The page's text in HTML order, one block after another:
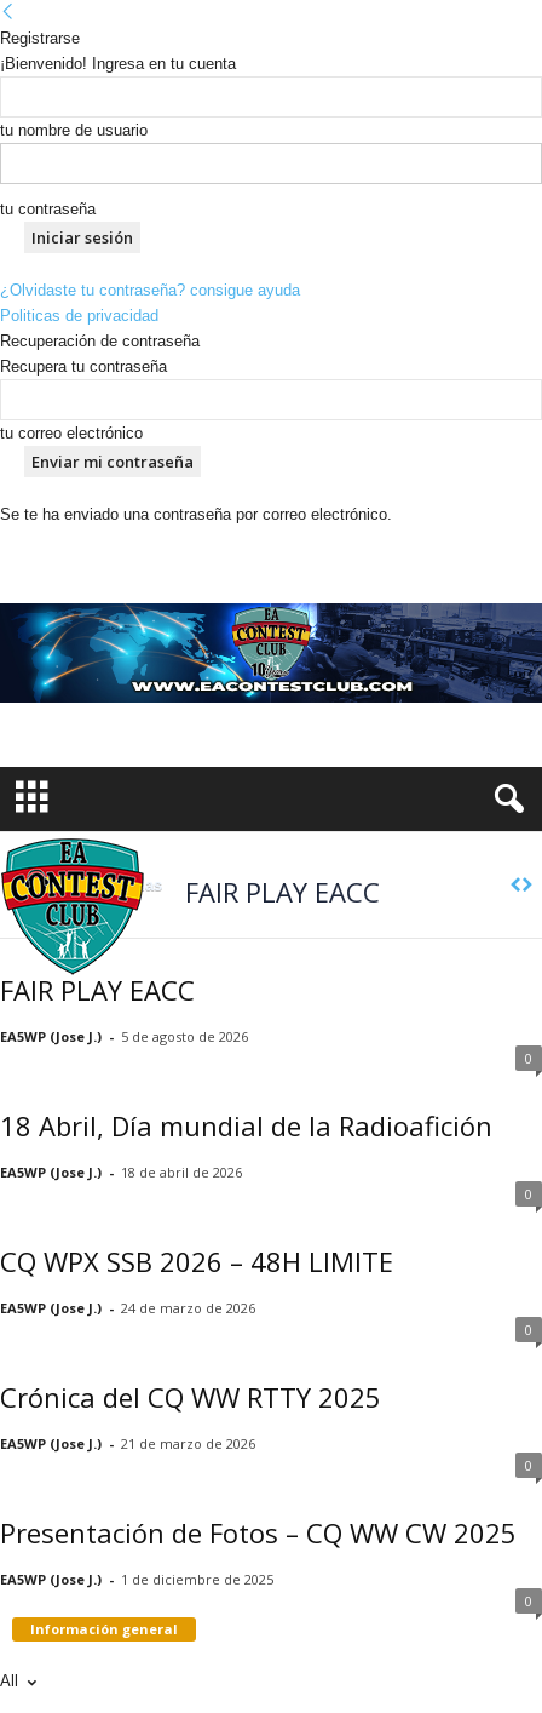
Registrarse
¡Bienvenido! Ingresa en tu cuenta
tu nombre de usuario
tu contraseña
¿Olvidaste tu contraseña? consigue ayuda
Politicas de privacidad
Recuperación de contraseña
Recupera tu contraseña
tu correo electrónico
Se te ha enviado una contraseña por correo electrónico.
Últimas entradas FAIR PLAY EACC
FAIR PLAY EACC
EA5WP (Jose J.) - 5 de agosto de 2026
0
18 Abril, Día mundial de la Radioafición
EA5WP (Jose J.) - 18 de abril de 2026
0
CQ WPX SSB 2026 – 48H LIMITE
EA5WP (Jose J.) - 24 de marzo de 2026
0
Crónica del CQ WW RTTY 2025
EA5WP (Jose J.) - 21 de marzo de 2026
0
Presentación de Fotos – CQ WW CW 2025
EA5WP (Jose J.) - 1 de diciembre de 2025
0
Información general
All